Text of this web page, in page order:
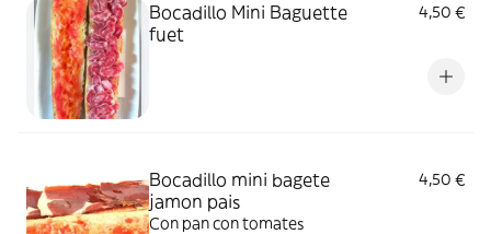
Bocadillo Mini Baguette
fuet
4,50 €
Bocadillo mini bagete
jamon pais
4,50 €
Con pan con tomates